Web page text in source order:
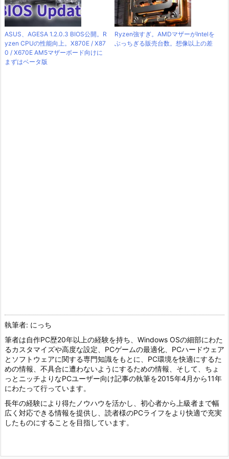
ASUS、AGESA 1.2.0.3 BIOS公開。R
yzen CPUの性能向上。X870E / X87
0 / X670E AM5マザーボード向けに
まずはベータ版
Ryzen強すぎ。AMDマザーがIntelを
ぶっちぎる販売台数。想像以上の差
執筆者: にっち
筆者は自作PC歴20年以上の経験を持ち、Windows OSの細部にわた
るカスタマイズや高度な設定、PCゲームの最適化、PCハードウェア
とソフトウェアに関する専門知識をもとに、PC環境を快適にするた
めの情報、不具合に遭わないようにするための情報、そして、ちょ
っとニッチよりなPCユーザー向け記事の執筆を2015年4月から11年
にわたって行っています。
長年の経験により得たノウハウを活かし、初心者から上級者まで幅
広く対応できる情報を提供し、読者様のPCライフをより快適で充実
したものにすることを目指しています。